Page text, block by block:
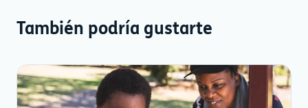
También podría gustarte